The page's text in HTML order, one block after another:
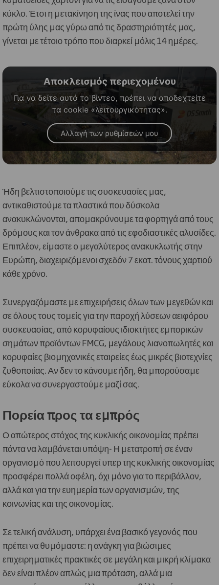
κύκλο. Έτσι η μετακίνηση της ίνας που αποτελεί την
πρώτη ύλης μας γύρω από τις δραστηριότητές μας,
γίνεται με τέτοιο τρόπο που διαρκεί μόλις 14 ημέρες.
Αποκλεισμός περιεχομένου
Για να δείτε αυτό το βίντεο, πρέπει να αποδεχτείτε
τα cookie «λειτουργικότητας».
Αλλαγή των ρυθμίσεών μου
Ήδη βελτιστοποιούμε τις συσκευασίες μας,
αντικαθιστούμε τα πλαστικά που δύσκολα
ανακυκλώνονται, απομακρύνουμε τα φορτηγά από τους
δρόμους και τον άνθρακα από τις εφοδιαστικές αλυσίδες.
Επιπλέον, είμαστε ο μεγαλύτερος ανακυκλωτής στην
Ευρώπη, διαχειριζόμενοι σχεδόν 7 εκατ. τόνους χαρτιού
κάθε χρόνο.
Συνεργαζόμαστε με επιχειρήσεις όλων των μεγεθών και
σε όλους τους τομείς για την παροχή λύσεων αειφόρου
συσκευασίας, από κορυφαίους ιδιοκτήτες εμπορικών
σημάτων προϊόντων FMCG, μεγάλους λιανοπωλητές και
κορυφαίες βιομηχανικές εταιρείες έως μικρές βιοτεχνίες
ζυθοποιίας. Αν δεν το κάνουμε ήδη, θα μπορούσαμε
εύκολα να συνεργαστούμε μαζί σας.
Πορεία προς τα εμπρός
Ο απώτερος στόχος της κυκλικής οικονομίας πρέπει
πάντα να λαμβάνεται υπόψη- Η μετατροπή σε έναν
οργανισμό που λειτουργεί υπερ της κυκλικής οικονομίας
προσφέρει πολλά οφέλη, όχι μόνο για το περιβάλλον,
αλλά και για την ευημερία των οργανισμών, της
κοινωνίας και της οικονομίας.
Σε τελική ανάλυση, υπάρχει ένα βασικό γεγονός που
πρέπει να θυμόμαστε: η ανάγκη για βιώσιμες
επιχειρηματικές πρακτικές σε μεγάλη και μικρή κλίμακα
δεν είναι πλέον απλώς μια πρόταση, αλλά μια